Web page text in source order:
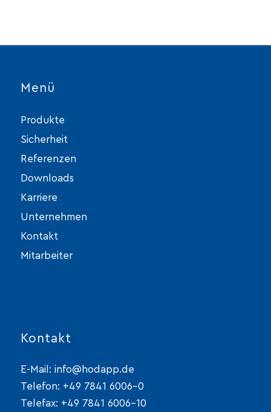
Menü
Produkte
Sicherheit
Referenzen
Downloads
Karriere
Unternehmen
Kontakt
Mitarbeiter
Kontakt
E-Mail: info@hodapp.de
Telefon: +49 7841 6006-0
Telefax: +49 7841 6006-10